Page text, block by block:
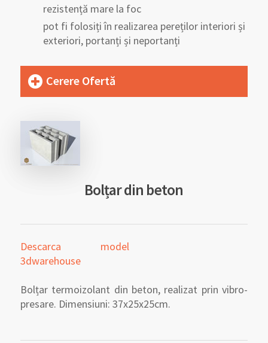
rezistență mare la foc
pot fi folosiți în realizarea pereților interiori și
exteriori, portanți și neportanți
Cerere Ofertă
Bolțar din beton
Descarca model
3dwarehouse
Bolțar termoizolant din beton, realizat prin vibro-
presare. Dimensiuni: 37x25x25cm.